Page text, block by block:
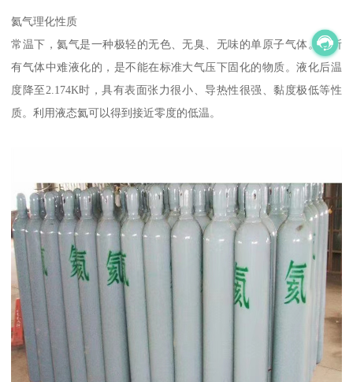
氦气理化性质
常温下，氦气是一种极轻的无色、无臭、无味的单原子气体。是所
有气体中难液化的，是不能在标准大气压下固化的物质。液化后温
度降至2.174K时，具有表面张力很小、导热性很强、黏度极低等性
质。利用液态氦可以得到接近零度的低温。